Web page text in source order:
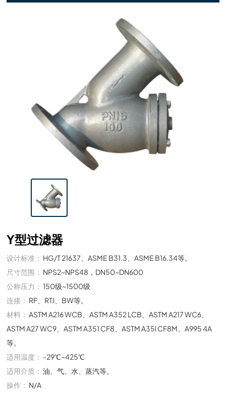
Y型过滤器
设计标准： HG/T 21637、ASME B31.3、ASME B16.34等。
尺寸范围： NPS2~NPS48，DN50~DN600
公称压力： 150级~1500级
连接： RF、RTJ、BW等。
材料： ASTM A216 WCB、ASTM A352 LCB、ASTM A217 WC6、
ASTM A27 WC9、ASTM A351 CF8、ASTM A35l CF8M、A995 4A
等。
适用温度： -29℃~425℃
适用介质： 油、气、水、蒸汽等。
操作： N/A